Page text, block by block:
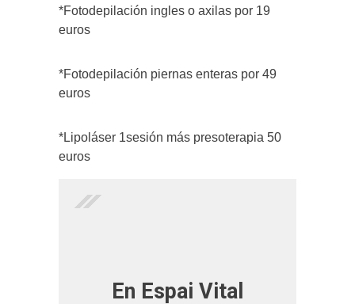
*Fotodepilación ingles o axilas por 19
euros
*Fotodepilación piernas enteras por 49
euros
*Lipoláser 1sesión más presoterapia 50
euros
En Espai Vital